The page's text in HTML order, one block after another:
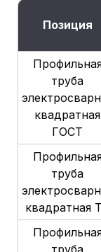
Позиция
труба
квадратная
ГОСТ
труба
квадратная
труба